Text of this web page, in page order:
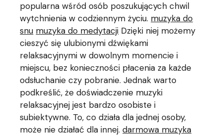
popularna wśród osób poszukujących chwil
wytchnienia w codziennym życiu. muzyka do
snu muzyka do medytacji Dzięki niej możemy
cieszyć się ulubionymi dźwiękami
relaksacyjnymi w dowolnym momencie i
miejscu, bez konieczności płacenia za każde
odsłuchanie czy pobranie. Jednak warto
podkreślić, że doświadczenie muzyki
relaksacyjnej jest bardzo osobiste i
subiektywne. To, co działa dla jednej osoby,
może nie działać dla innej.darmowa muzyka